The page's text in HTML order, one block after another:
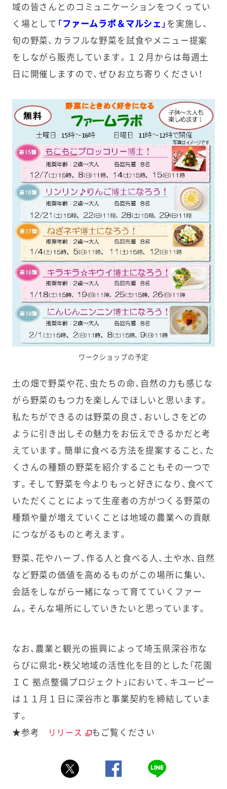
域の皆さんとのコミュニケーションをつくってい
く場として 「ファームラボ＆マルシェ」 を実施し、
旬の野菜、カラフルな野菜を試食やメニュー提案
をしながら販売しています。１２月からは毎週土
日に開催しますので、ぜひお立ち寄りください！
ワークショップの予定
土の畑で野菜や花、虫たちの命、自然の力も感じな
がら野菜のもつ力を楽しんでほしいと思います。
私たちができるのは野菜の良さ、おいしさをどの
ように引き出しその魅力をお伝えできるかだと考
えています。簡単に食べる方法を提案すること、た
くさんの種類の野菜を紹介することもその一つで
す。そして野菜を今よりもっと好きになり、食べて
いただくことによって生産者の方がつくる野菜の
種類や量が増えていくことは地域の農業への貢献
につながるものと考えます。
野菜、花やハーブ、作る人と食べる人、土や水、自然
など野菜の価値を高めるものがこの場所に集い、
会話をしながら一緒になって育てていくファー
ム。そんな場所にしていきたいと思っています。
なお、農業と観光の振興によって埼玉県深谷市な
らびに県北・秩父地域の活性化を目的とした「花園
ＩＣ 拠点整備プロジェクト」において、キユーピー
は１１月１日に深谷市と事業契約を締結していま
す。
★参考
リリース もご覧ください